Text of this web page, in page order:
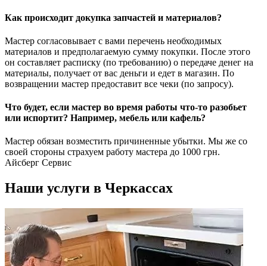
Как происходит докупка запчастей и материалов?
Мастер согласовывает с вами перечень необходимых
материалов и предполагаемую сумму покупки. После этого
он составляет расписку (по требованию) о передаче денег на
материалы, получает от вас деньги и едет в магазин. По
возвращении мастер предоставит все чеки (по запросу).
Что будет, если мастер во время работы что-то разобьет
или испортит? Например, мебель или кафель?
Мастер обязан возместить причиненные убытки. Мы же со
своей стороны страхуем работу мастера до 1000 грн.
Айсберг Сервис
Наши услуги в Черкассах